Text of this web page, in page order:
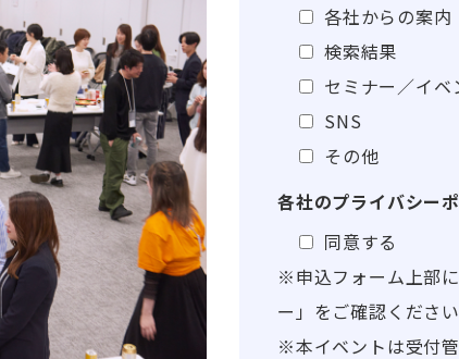
各社からの案内
検索結果
セミナー／イベ
SNS
その他
各社のプライバシー
同意する
※申込フォーム上部
ー」をご確認ください
※本イベントは受付